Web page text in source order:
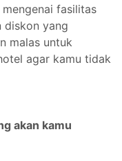
fasilitas
diskon yang
malas untuk
agar kamu tidak
akan kamu